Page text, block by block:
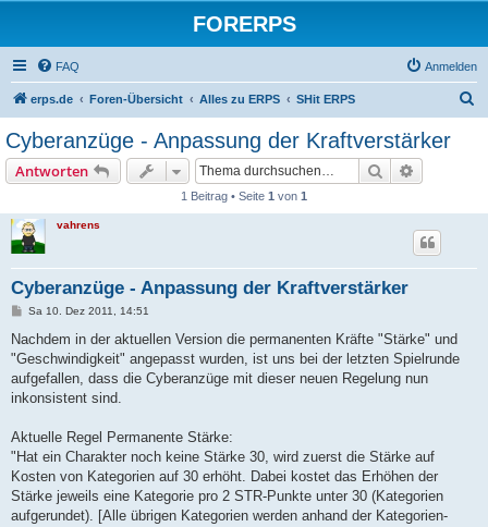
FORERPS
FAQ Anmelden
erps.de Foren-Übersicht Alles zu ERPS SHit ERPS
Cyberanzüge - Anpassung der Kraftverstärker
Antworten Suche
1 Beitrag • Seite 1 von 1
vahrens
Cyberanzüge - Anpassung der Kraftverstärker
B
i
r
a
Sa 10. Dez 2011, 14:51
Nachdem in der aktuellen Version die permanenten Kräfte "Stärke" und
"Geschwindigkeit" angepasst wurden, ist uns bei der letzten Spielrunde
aufgefallen, dass die Cyberanzüge mit dieser neuen Regelung nun
inkonsistent sind.
Aktuelle Regel Permanente Stärke:
"Hat ein Charakter noch keine Stärke 30, wird zuerst die Stärke auf
Kosten von Kategorien auf 30 erhöht. Dabei kostet das Erhöhen der
Stärke jeweils eine Kategorie pro 2 STR-Punkte unter 30 (Kategorien
aufgerundet). [Alle übrigen Kategorien werden anhand der Kategorien-